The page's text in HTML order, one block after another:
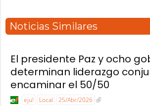
Noticias Similares
El presidente Paz y ocho
determinan liderazgo
encaminar el 50/50
eju! Local 25/Abr/2026